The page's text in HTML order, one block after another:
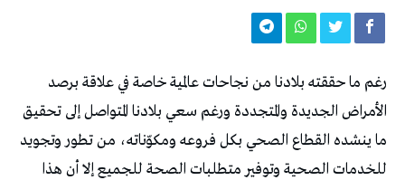
رغم ما حققته بلادنا من نجاحات عالمية خاصة في علاقة برصد
الأمراض الجديدة والمتجددة ورغم سعي بلادنا المتواصل إلى تحقيق
ما ينشده القطاع الصحي بكل فروعه ومكوّناته، من تطور وتجويد
للخدمات الصحية وتوفير متطلبات الصحة للجميع إلا أن هذا